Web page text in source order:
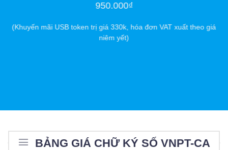
950.000₫
(Khuyến mãi USB token trị giá 330k, hóa đơn VAT xuất theo giá
niêm yết)
BẢNG GIÁ CHỮ KÝ SỐ VNPT-CA